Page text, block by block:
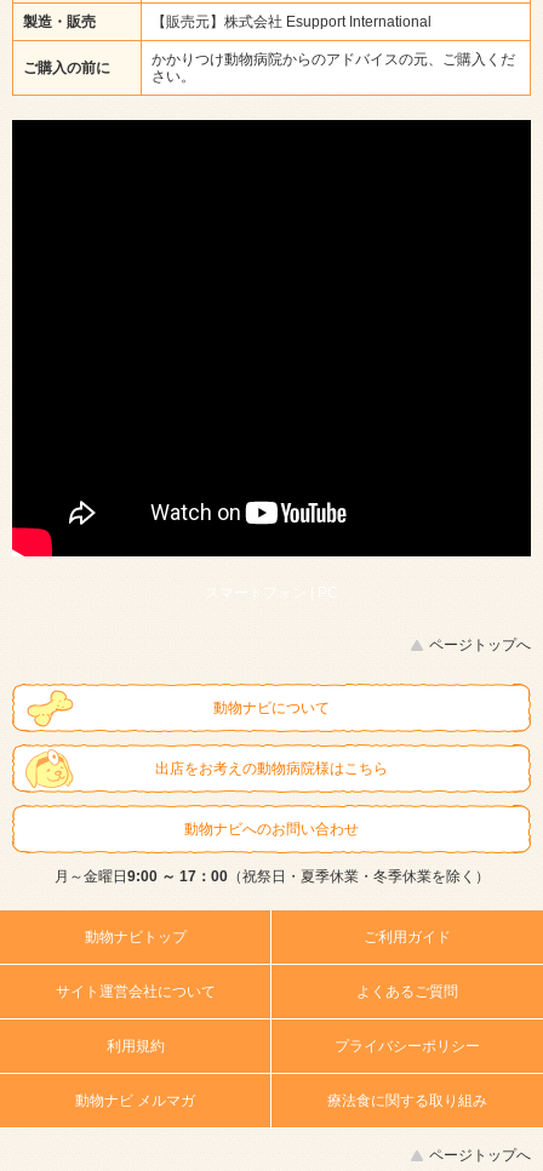
製造・販売 【販売元】株式会社 Esupport International
ご購入の前に
かかりつけ動物病院からのアドバイスの元、ご購入くだ
さい。
スマートフォン | PC
ページトップへ
動物ナビについて
出店をお考えの動物病院様はこちら
動物ナビへのお問い合わせ
月～金曜日9:00 ～ 17：00（祝祭日・夏季休業・冬季休業を除く）
動物ナビトップ ご利用ガイド
サイト運営会社について よくあるご質問
利用規約 プライバシーポリシー
動物ナビ メルマガ 療法食に関する取り組み
ページトップへ